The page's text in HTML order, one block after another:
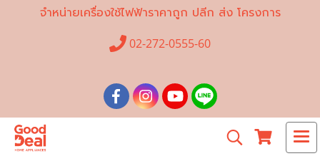
จำหน่ายเครื่องใช้ไฟฟ้าราคาถูก ปลีก ส่ง โครงการ
02-272-0555-60